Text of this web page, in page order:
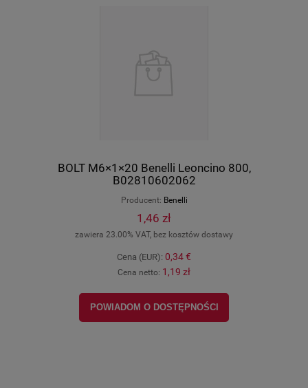
BOLT M6×1×20 Benelli Leoncino 800,
B02810602062
Producent: Benelli
1,46 zł
zawiera 23.00% VAT, bez kosztów dostawy
Cena (EUR): 0,34 €
Cena netto: 1,19 zł
POWIADOM O DOSTĘPNOŚCI